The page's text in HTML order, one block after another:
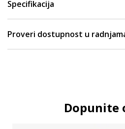
Specifikacija
Proveri dostupnost u